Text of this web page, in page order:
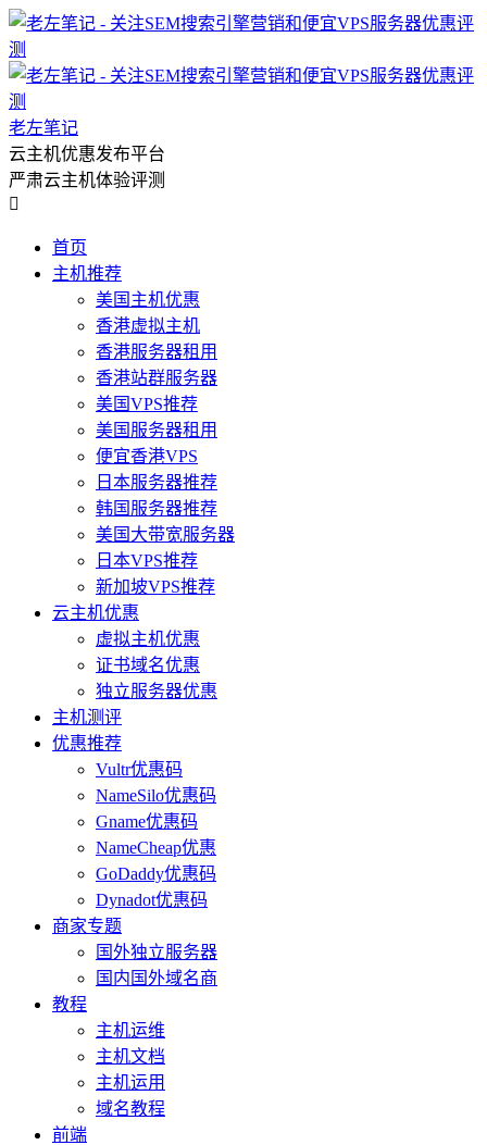
老左笔记
云主机优惠发布平台
严肃云主机体验评测

首页
主机推荐
美国主机优惠
香港虚拟主机
香港服务器租用
香港站群服务器
美国VPS推荐
美国服务器租用
便宜香港VPS
日本服务器推荐
韩国服务器推荐
美国大带宽服务器
日本VPS推荐
新加坡VPS推荐
云主机优惠
虚拟主机优惠
证书域名优惠
独立服务器优惠
主机测评
优惠推荐
Vultr优惠码
NameSilo优惠码
Gname优惠码
NameCheap优惠
GoDaddy优惠码
Dynadot优惠码
商家专题
国外独立服务器
国内国外域名商
教程
主机运维
主机文档
主机运用
域名教程
前端